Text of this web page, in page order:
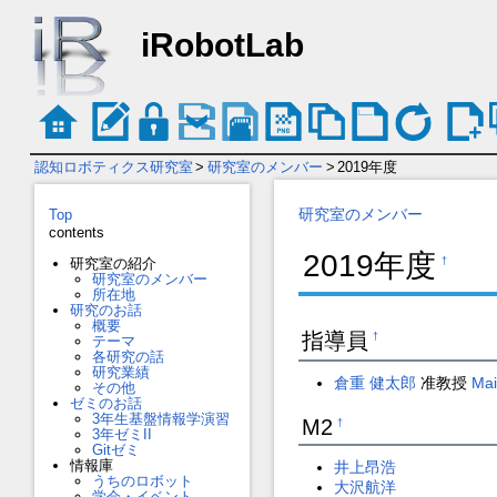
iRobotLab
認知ロボティクス研究室 > 研究室のメンバー > 2019年度
Top
contents
研究室の紹介
研究室のメンバー
所在地
研究のお話
概要
テーマ
各研究の話
研究業績
その他
ゼミのお話
3年生基盤情報学演習
3年ゼミII
Gitゼミ
情報庫
うちのロボット
研究室のメンバー
2019年度 †
指導員 †
倉重 健太郎 准教授
M2 †
井上昂浩
大沢航洋